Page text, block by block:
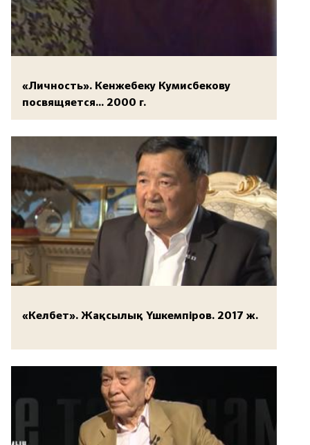
«Личность». Кенжебеку Кумисбекову
посвящяется... 2000 г.
«Келбет». Жақсылық Үшкемпіров. 2017 ж.